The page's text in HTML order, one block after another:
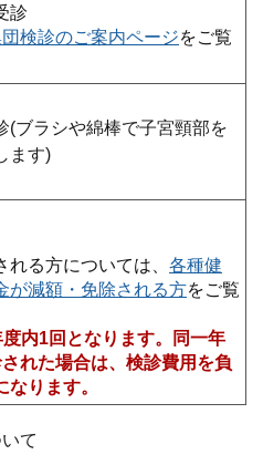
診
検診のご案内ページをご覧
(ブラシや綿棒で子宮頸部を
ます)
る方については、 各種健
が減額・免除される方をご覧
内1回となります。同一年
れた場合は、検診費用を負
ります。
て